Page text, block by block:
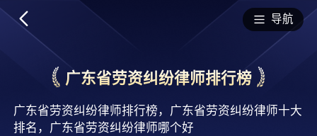
导航
广东省劳资纠纷律师排行榜
广东省劳资纠纷律师排行榜，广东省劳资纠纷律师十大
排名，广东省劳资纠纷律师哪个好